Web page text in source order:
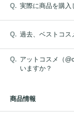
実際に商品を購入
過去、ベストコス
アットコスメ（
いますか？
商品情報